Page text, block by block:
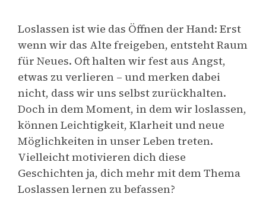
Loslassen ist wie das Öffnen der Hand: Erst
wenn wir das Alte freigeben, entsteht Raum
für Neues. Oft halten wir fest aus Angst,
etwas zu verlieren – und merken dabei
nicht, dass wir uns selbst zurückhalten.
Doch in dem Moment, in dem wir loslassen,
können Leichtigkeit, Klarheit und neue
Möglichkeiten in unser Leben treten.
Vielleicht motivieren dich diese
Geschichten ja, dich mehr mit dem Thema
Loslassen lernen zu befassen?